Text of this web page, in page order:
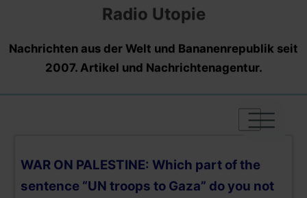
Radio Utopie
Nachrichten aus der Welt und Bananenrepublik seit
2007. Artikel und Nachrichtenagentur.
|
|
|
WAR ON PALESTINE: Which part of the
sentence “UN troops to Gaza” do you not